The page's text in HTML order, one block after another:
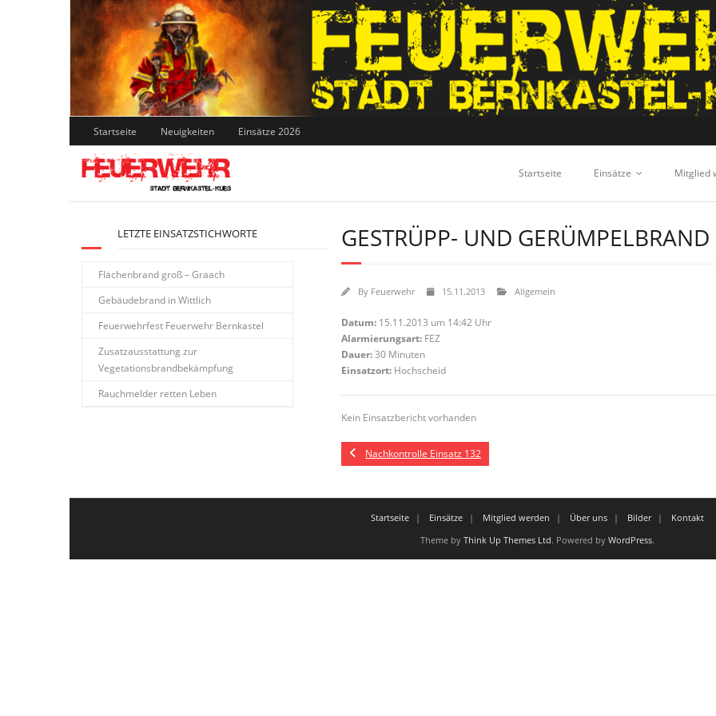
Skip
to
content
Startseite Neuigkeiten Einsätze 2026
Startseite Einsätze Mitglied
GESTRÜPP- UND GERÜMPELBRAND
By Feuerwehr 15.11.2013 Allgemein
Datum: 15.11.2013 um 14:42 Uhr
Alarmierungsart: FEZ
Dauer:30 Minuten
Einsatzort: Hochscheid
Kein Einsatzbericht vorhanden
Nachkontrolle Einsatz 132
LETZTE EINSATZSTICHWORTE
Flächenbrand groß – Graach
Gebäudebrand in Wittlich
Feuerwehrfest Feuerwehr Bernkastel
Zusatzausstattung zur
Vegetationsbrandbekämpfung
Rauchmelder retten Leben
Startseite Einsätze Mitglied werden Über uns Bilder
Kontakt
Theme by Think Up Themes Ltd. Powered by WordPress.